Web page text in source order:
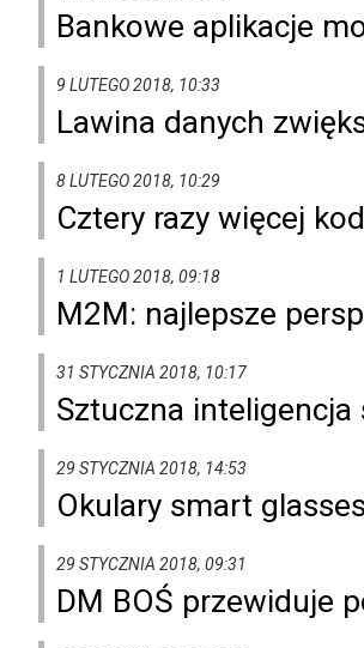
Bankowe aplikacje
9 LUTEGO 2018, 10:33
Lawina danych
8 LUTEGO 2018, 10:29
Cztery razy więcej
1 LUTEGO 2018, 09:18
M2M: najlepsze
31 STYCZNIA 2018, 10:17
Sztuczna inteligencja
29 STYCZNIA 2018, 14:53
Okulary smart
29 STYCZNIA 2018, 09:31
DM BOŚ przewiduje